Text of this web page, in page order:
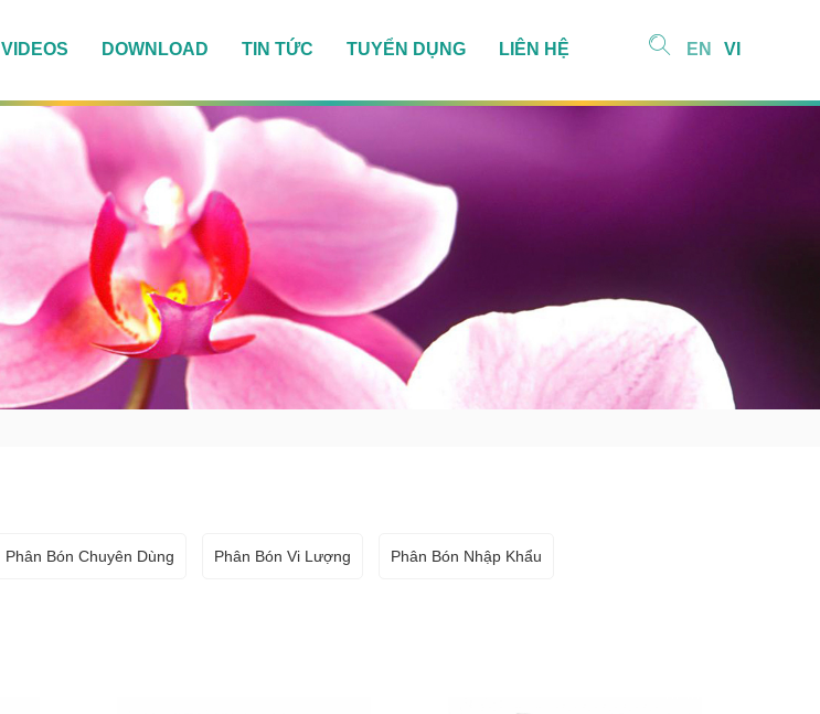
VIDEOS DOWNLOAD TIN TỨC TUYỂN DỤNG LIÊN HỆ EN VI
Phân Bón Chuyên Dùng Phân Bón Vi Lượng Phân Bón Nhập Khẩu